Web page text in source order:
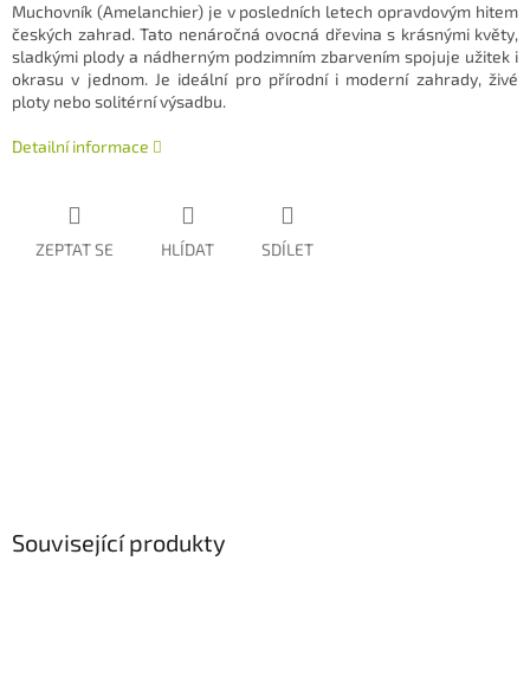
Muchovník (Amelanchier) je v posledních letech opravdovým hitem
českých zahrad. Tato nenáročná ovocná dřevina s krásnými květy,
sladkými plody a nádherným podzimním zbarvením spojuje užitek i
okrasu v jednom. Je ideální pro přírodní i moderní zahrady, živé
ploty nebo solitérní výsadbu.
Detailní informace
ZEPTAT SE HLÍDAT SDÍLET
Související produkty